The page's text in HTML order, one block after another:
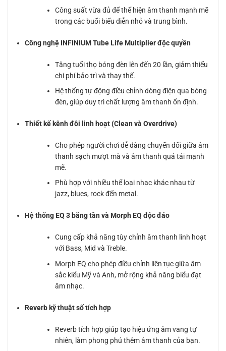
Công suất vừa đủ để thể hiện âm thanh mạnh mẽ
trong các buổi biểu diễn nhỏ và trung bình.
Công nghệ INFINIUM Tube Life Multiplier độc quyền
Tăng tuổi thọ bóng đèn lên đến 20 lần, giảm thiểu
chi phí bảo trì và thay thế.
Hệ thống tự động điều chỉnh dòng điện qua bóng
đèn, giúp duy trì chất lượng âm thanh ổn định.
Thiết kế kênh đôi linh hoạt (Clean và Overdrive)
Cho phép người chơi dễ dàng chuyển đổi giữa âm
thanh sạch mượt mà và âm thanh quá tải mạnh
mẽ.
Phù hợp với nhiều thể loại nhạc khác nhau từ
jazz, blues, rock đến metal.
Hệ thống EQ 3 băng tần và Morph EQ độc đáo
Cung cấp khả năng tùy chỉnh âm thanh linh hoạt
với Bass, Mid và Treble.
Morph EQ cho phép điều chỉnh liên tục giữa âm
sắc kiểu Mỹ và Anh, mở rộng khả năng biểu đạt
âm nhạc.
Reverb kỹ thuật số tích hợp
Reverb tích hợp giúp tạo hiệu ứng âm vang tự
nhiên, làm phong phú thêm âm thanh của bạn.